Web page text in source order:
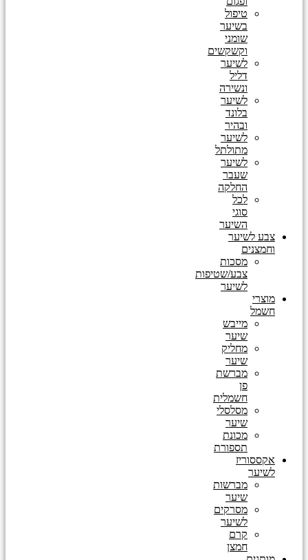
טיפול
בשיער
שומני
וקשקשים
לשיער
דליל
ונשירה
לשיער
בלונד
ובהיר
לשיער
מתולתל
לשיער
שעבר
החלקה
לכל
סוגי
השיער
צבע לשיער
וחמצנים
מסכות
צבע/שטיפות
לשיער
מוצרי
חשמל
מייבש
שיער
מחליק
שיער
מברשת
פן
חשמלית
מסלסלי
שיער
מכונת
תספורת
אקססוריז
לשיער
מברשות
שיער
מסרקים
לשיער
קרם
חמצן